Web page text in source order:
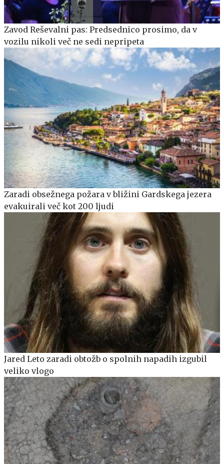
Zavod Reševalni pas: Predsednico prosimo, da v
vozilu nikoli več ne sedi nepripeta
Zaradi obsežnega požara v bližini Gardskega jezera
evakuirali več kot 200 ljudi
Jared Leto zaradi obtožb o spolnih napadih izgubil
veliko vlogo